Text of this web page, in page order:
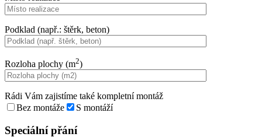
Podklad (např.: štěrk, beton)
Rozloha plochy (m2)
Rádi Vám zajistíme také kompletní montáž
Bez montáže
S montáží
Speciální přání